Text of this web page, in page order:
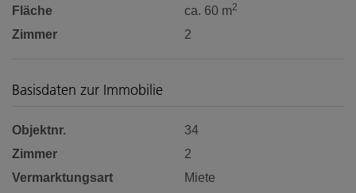
Fläche
ca. 60 m2
Zimmer 2
Basisdaten zur Immobilie
Objektnr.
34
Zimmer
2
Vermarktungsart
Miete